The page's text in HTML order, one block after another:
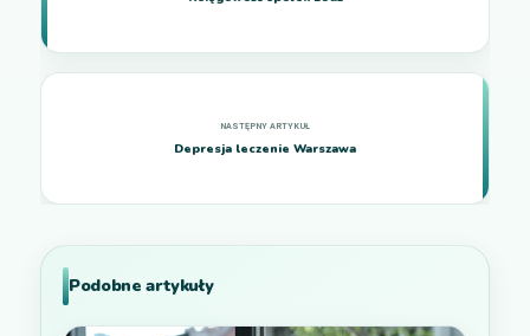
Depresja leczenie Warszawa
Podobne artykuły